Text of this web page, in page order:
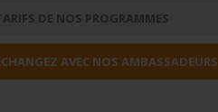
DE NOS PROGRAMMES
AVEC NOS AMBASSADEURS